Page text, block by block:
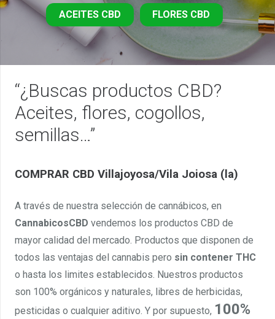
ACEITES CBD FLORES CBD
“¿Buscas productos CBD?
Aceites, flores, cogollos,
semillas…”
COMPRAR CBD Villajoyosa/Vila Joiosa (la)
A través de nuestra selección de cannábicos, en
CannabicosCBD vendemos los productos CBD de
mayor calidad del mercado. Productos que disponen de
todos las ventajas del cannabis pero sin contener THC
o hasta los limites establecidos. Nuestros productos
son 100% orgánicos y naturales, libres de herbicidas,
pesticidas o cualquier aditivo. Y por supuesto, 100%